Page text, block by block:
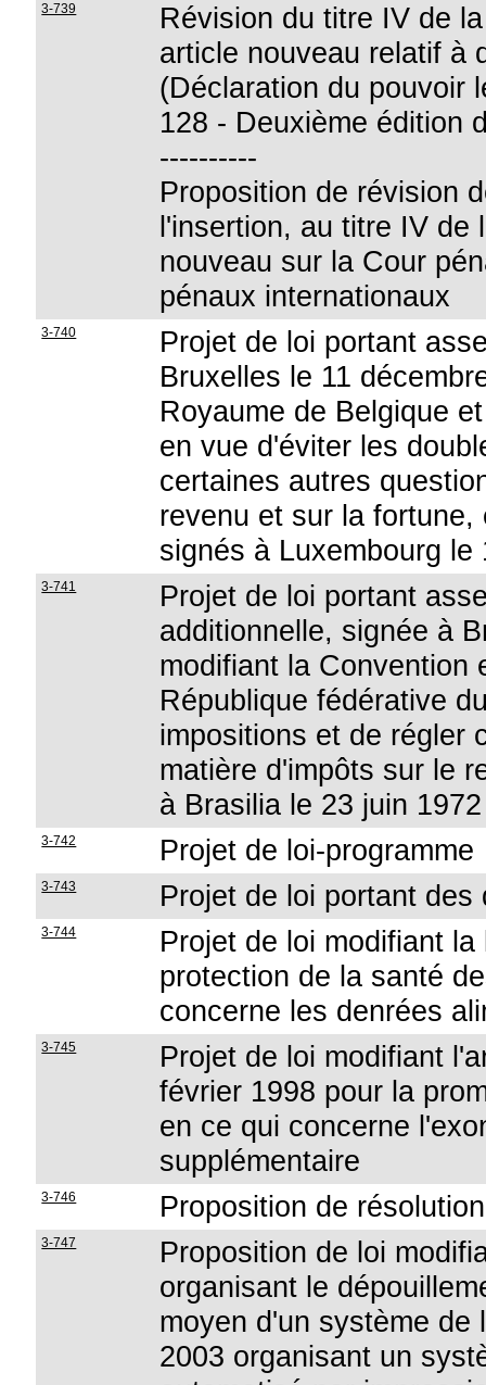
3-739
Révision du titre IV de
article nouveau relatif à
(Déclaration du pouvoir
128 - Deuxième édition
----------
Proposition de révision
l'insertion, au titre IV de
nouveau sur la Cour
pénaux internationaux
3-740
Projet de loi portant
Bruxelles le 11
Royaume de Belgique
en vue d'éviter les
certaines autres
revenu et sur la
signés à Luxembourg le
3-741
Projet de loi portant
additionnelle, signée à
modifiant la Convention
République fédérative
impositions et de régler
matière d'impôts sur le
à Brasilia le 23 juin 1972
3-742 Projet de loi-programme
3-743 Projet de loi portant
3-744
Projet de loi modifiant
protection de la santé
concerne les denrées
3-745
Projet de loi modifiant
février 1998 pour la
en ce qui concerne
supplémentaire
3-746 Proposition de
3-747
Proposition de loi
organisant le
moyen d'un système de
2003 organisant un